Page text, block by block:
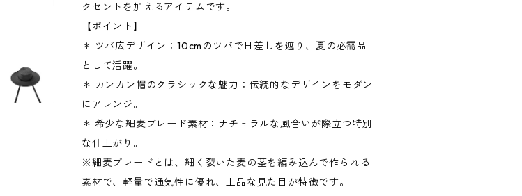
クセントを加えるアイテムです。
【ポイント】
＊ ツバ広デザイン：10cmのツバで日差しを遮り、夏の必需品
として活躍。
＊ カンカン帽のクラシックな魅力：伝統的なデザインをモダン
にアレンジ。
＊ 希少な細麦ブレード素材：ナチュラルな風合いが際立つ特別
な仕上がり。
※細麦ブレードとは、細く裂いた麦の茎を編み込んで作られる
素材で、軽量で通気性に優れ、上品な見た目が特徴です。